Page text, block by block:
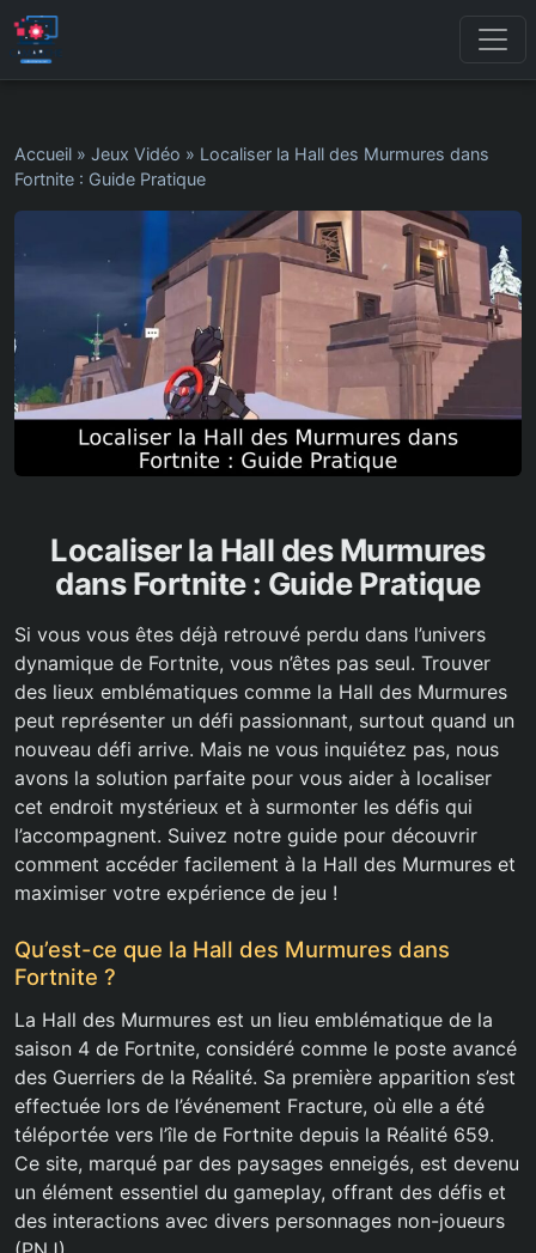
Accueil » Jeux Vidéo » Localiser la Hall des Murmures dans
Fortnite : Guide Pratique
Localiser la Hall des Murmures
dans Fortnite : Guide Pratique
Si vous vous êtes déjà retrouvé perdu dans l’univers
dynamique de Fortnite, vous n’êtes pas seul. Trouver
des lieux emblématiques comme la Hall des Murmures
peut représenter un défi passionnant, surtout quand un
nouveau défi arrive. Mais ne vous inquiétez pas, nous
avons la solution parfaite pour vous aider à localiser
cet endroit mystérieux et à surmonter les défis qui
l’accompagnent. Suivez notre guide pour découvrir
comment accéder facilement à la Hall des Murmures et
maximiser votre expérience de jeu !
Qu’est-ce que la Hall des Murmures dans
Fortnite ?
La Hall des Murmures est un lieu emblématique de la
saison 4 de Fortnite, considéré comme le poste avancé
des Guerriers de la Réalité. Sa première apparition s’est
effectuée lors de l’événement Fracture, où elle a été
téléportée vers l’île de Fortnite depuis la Réalité 659.
Ce site, marqué par des paysages enneigés, est devenu
un élément essentiel du gameplay, offrant des défis et
des interactions avec divers personnages non-joueurs